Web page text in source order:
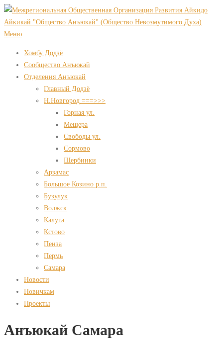
Перейти
к
содержимому
Меню
Хомбу Додзё
Сообщество Анъюкай
Отделения Анъюкай
Главный Додзё
Н.Новгород ===>>>
Горная ул.
Мещера
Свободы ул.
Сормово
Щербинки
Арзамас
Большое Козино р.п.
Бузулук
Волжск
Калуга
Кстово
Пенза
Пермь
Самара
Новости
Новичкам
Проекты
Анъюкай Самара